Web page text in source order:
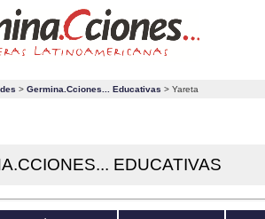
> Germina.Cciones... Educativas > Yareta
EDUCATIVAS